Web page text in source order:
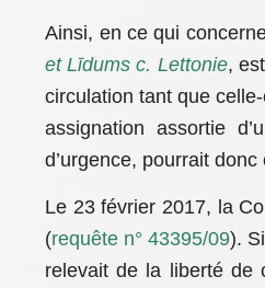
Ainsi, en ce qui
et Līdums c. Lettonie,
circulation tant que
assignation assortie
d’urgence, pourrait
Le 23 février 2017, la
(requête n° 43395/09).
relevait de la liberté de